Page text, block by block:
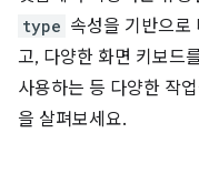
type 속성을 기반으로
고, 다양한 화면 키보드
사용하는 등 다양한 작
을 살펴보세요.